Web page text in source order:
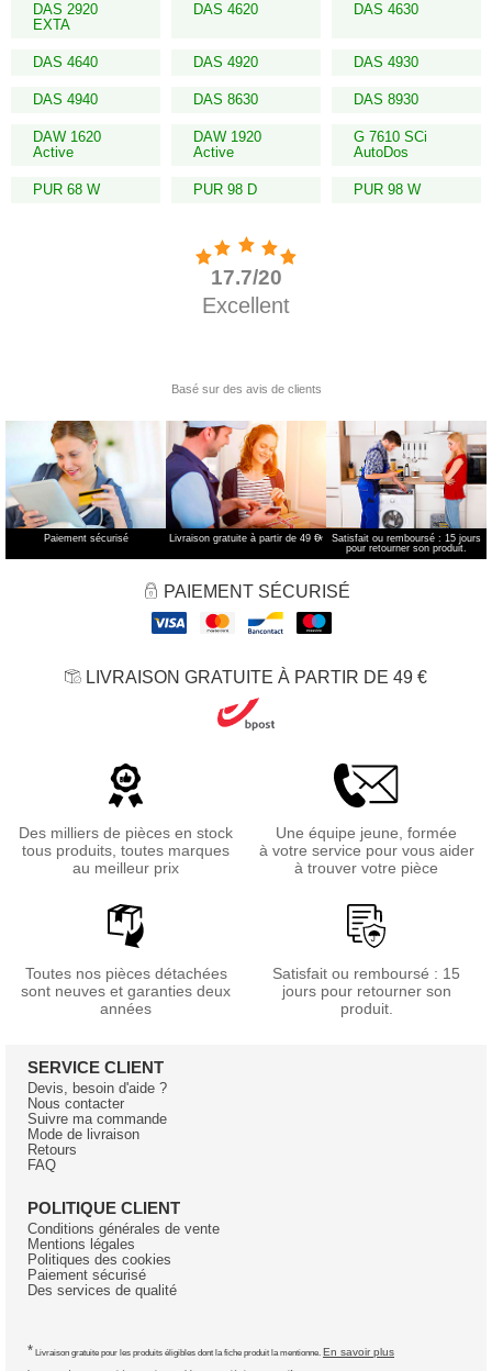
DAS 2920
EXTA
DAS 4620 DAS 4630
DAS 4640 DAS 4920 DAS 4930
DAS 4940 DAS 8630 DAS 8930
DAW 1620
Active
DAW 1920
Active
G 7610 SCi
AutoDos
PUR 68 W PUR 98 D PUR 98 W
Paiement sécurisé Livraison gratuite à partir de 49 €*
Satisfait ou remboursé : 15 jours
pour retourner son produit.
PAIEMENT SÉCURISÉ
LIVRAISON GRATUITE À PARTIR DE 49 €
Des milliers de pièces en stock
tous produits, toutes marques
au meilleur prix
Une équipe jeune, formée
à votre service pour vous aider
à trouver votre pièce
Toutes nos pièces détachées
sont neuves et garanties deux
années
Satisfait ou remboursé : 15
jours pour retourner son
produit.
SERVICE CLIENT
Devis, besoin d'aide ?
Nous contacter
Suivre ma commande
Mode de livraison
Retours
FAQ
POLITIQUE CLIENT
Conditions générales de vente
Mentions légales
Politiques des cookies
Paiement sécurisé
Des services de qualité
* Livraison gratuite pour les produits éligibles dont la fiche produit la mentionne. En savoir plus